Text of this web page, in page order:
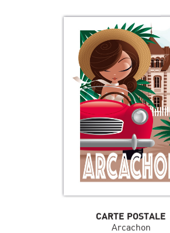
CARTE POSTALE
Arcachon